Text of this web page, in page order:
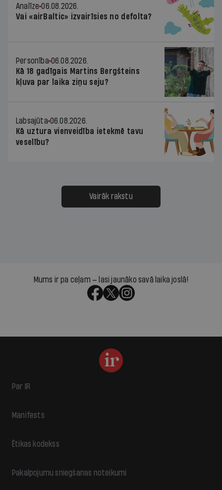
Analīze 06.08.2026.
Vai «airBaltic» izvairīsies no defolta?
Personība 06.08.2026.
Kā 18 gadīgais Martins Bergšteins
kļuva par laika ziņu seju?
Labsajūta 06.08.2026.
Kā uztura vienveidība ietekmē tavu
veselību?
Vairāk rakstu
Mums ir pa ceļam — lasi jaunāko savā laika joslā!
Par IR
Manifests
Ētikas kodekss
Pakalpojumu sniegšanas noteikumi